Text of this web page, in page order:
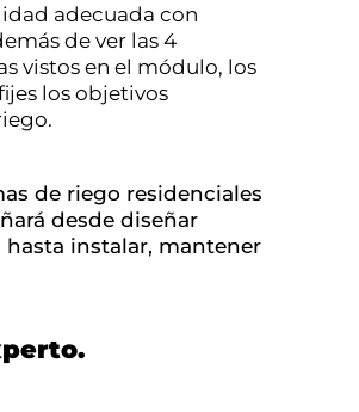
adecuada con
de ver las 4
vistos en el módulo, los
los objetivos
de riego residenciales
desde diseñar
instalar, mantener